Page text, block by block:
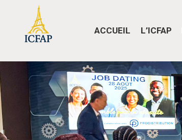
ACCUEIL L’ICFAP